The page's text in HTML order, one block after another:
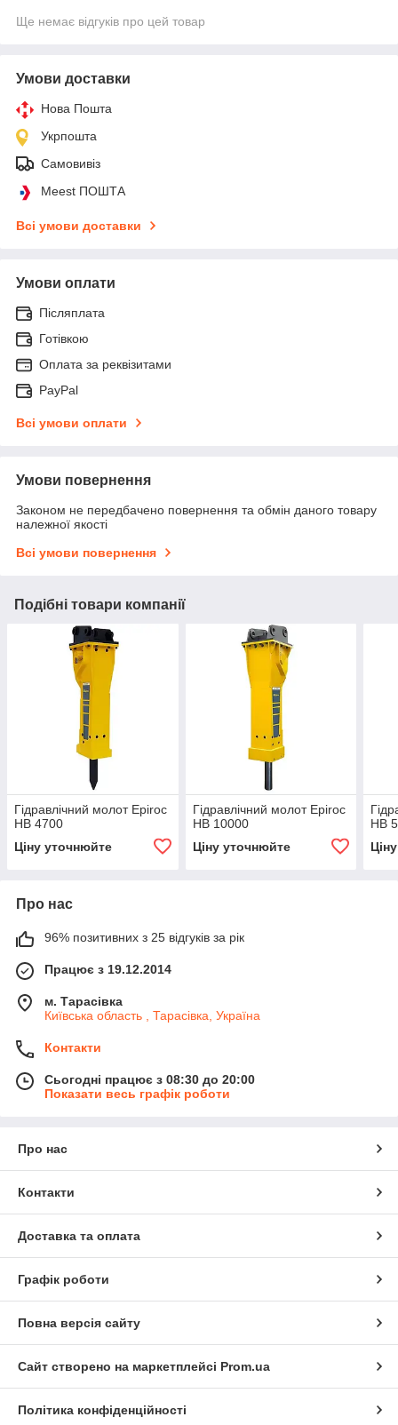
Ще немає відгуків про цей товар
Умови доставки
Нова Пошта
Укрпошта
Самовивіз
Meest ПОШТА
Всі умови доставки
Умови оплати
Післяплата
Готівкою
Оплата за реквізитами
PayPal
Всі умови оплати
Умови повернення
Законом не передбачено повернення та обмін даного товару
належної якості
Всі умови повернення
Подібні товари компанії
Гідравлічний молот Epiroc
HB 4700
Ціну уточнюйте
Гідравлічний молот Epiroc
HB 10000
Ціну уточнюйте
HB
Про нас
96% позитивних з 25 відгуків за рік
Працює з 19.12.2014
м. Тарасівка
Київська область , Тарасівка, Україна
Контакти
Сьогодні працює з 08:30 до 20:00
Показати весь графік роботи
Про нас
Контакти
Доставка та оплата
Графік роботи
Повна версія сайту
Сайт створено на маркетплейсі Prom.ua
Політика конфіденційності